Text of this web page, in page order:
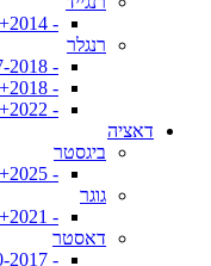
- 2014+
רנגלר
- 2007-2018 (JK)
- 2018+ (JL)
- 2022+ (4xe הייבריד)
דאציה
ביגסטר
- 2025+
גוגר
- 2021+
דאסטר
- 2010-2017